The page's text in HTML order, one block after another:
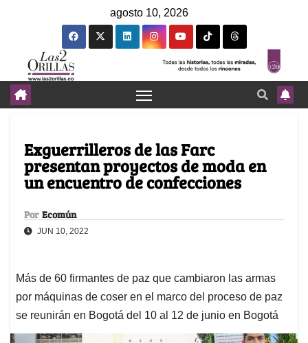
agosto 10, 2026
Exguerrilleros de las Farc
presentan proyectos de moda en
un encuentro de confecciones
Por Ecomún
JUN 10, 2022
Más de 60 firmantes de paz que cambiaron las armas
por máquinas de coser en el marco del proceso de paz
se reunirán en Bogotá del 10 al 12 de junio en Bogotá